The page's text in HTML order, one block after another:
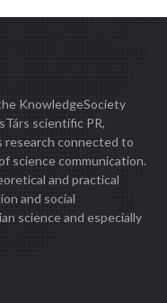
KnowledgeSociety
scientific PR,
research connected to
science communication.
and practical
and social
science and especially